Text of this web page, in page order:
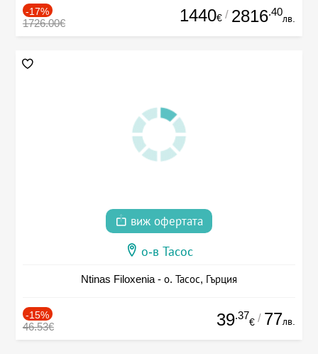
-17%
1726.00€ 1440€ / 2816.40
лв.
виж офертата
о-в Тасос
Ntinas Filoxenia - о. Тасос, Гърция
-15%
46.53€ 39.37
€ / 77лв.